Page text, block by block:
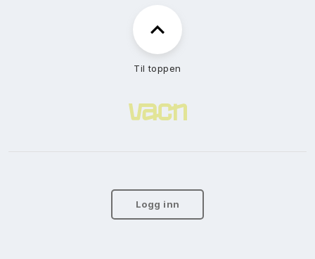
Til toppen
Logg inn